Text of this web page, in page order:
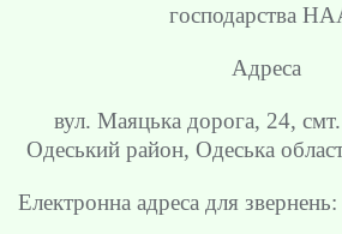
господарства
Адреса
вул. Маяцька дорога, 24,
Одеський район, Одеська
Електронна адреса для звернень: